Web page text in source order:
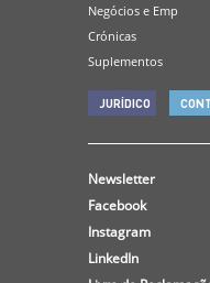
Negócios e Emp
Crónicas
Suplementos
JURÍDICO
Newsletter
Facebook
Instagram
LinkedIn